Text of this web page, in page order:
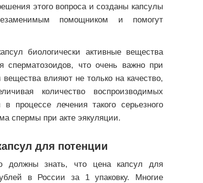
этого вопроса и созданы капсулы
помощником и помогут
биологически активные вещества
сперматозоидов, что очень важно при
влияют не только на качество,
количество воспроизводимых
процессе лечения такого серьезного
спермы при акте эякуляции.
для потенции
должны знать, что цена капсул для
в России за 1 упаковку. Многие